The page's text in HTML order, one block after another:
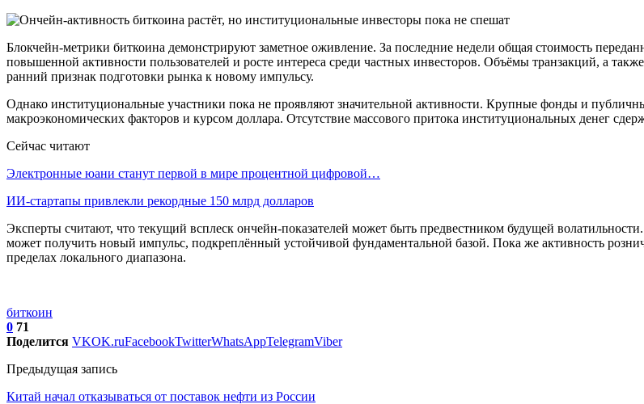
Блокчейн-метрики биткоина демонстрируют заметное оживление. За последние недели общая стоимость
повышенной активности пользователей и росте интереса среди частных инвесторов. Объёмы транзакций, а
ранний признак подготовки рынка к новому импульсу.
Однако институциональные участники пока не проявляют значительной активности. Крупные фонды и
макроэкономических факторов и курсом доллара. Отсутствие массового притока институциональных денег
Сейчас читают
Электронные юани станут первой в мире процентной цифровой…
ИИ-стартапы привлекли рекордные 150 млрд долларов
Эксперты считают, что текущий всплеск ончейн-показателей может быть предвестником будущей
может получить новый импульс, подкреплённый устойчивой фундаментальной базой. Пока же активность
пределах локального диапазона.
биткоин
0 71
Поделится VKOK.ruFacebookTwitterWhatsAppTelegramViber
Предыдущая запись
Китай начал отказываться от поставок нефти из России